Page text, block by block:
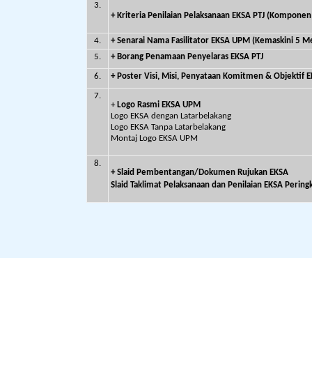
3.
+ Kriteria Penilaian Pelaksanaan EKSA PTJ
4.
+ Senarai Nama Fasilitator EKSA UPM (Kemaskini 5
5.
+ Borang Penamaan Penyelaras EKSA PTJ
6. + Poster Visi, Misi, Penyataan Komitmen & Objektif
7.
+ Logo Rasmi EKSA UPM
Logo EKSA dengan Latarbelakang
Logo EKSA Tanpa Latarbelakang
Montaj Logo EKSA UPM
8.
+Slaid Pembentangan/Dokumen Rujukan EKSA
Slaid Taklimat Pelaksanaan dan Penilaian EKSA